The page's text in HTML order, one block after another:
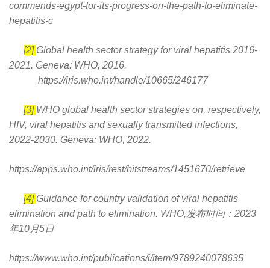
commends-egypt-for-its-progress-on-the-path-to-eliminate-
hepatitis-c
[2]Global health sector strategy for viral hepatitis 2016-
2021. Geneva: WHO, 2016.
https://iris.who.int/handle/10665/246177
[3] WHO global health sector strategies on, respectively,
HIV, viral hepatitis and sexually transmitted infections,
2022-2030. Geneva: WHO, 2022.
https://apps.who.int/iris/rest/bitstreams/1451670/retrieve
[4]Guidance for country validation of viral hepatitis
elimination and path to elimination. WHO,发布时间：2023
年10月5日
https://www.who.int/publications/i/item/9789240078635